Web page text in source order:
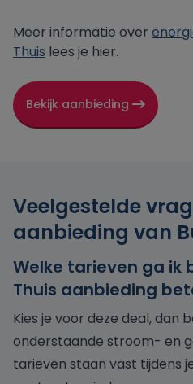
Meer informatie over
Thuis lees je hier.
Bekijk aanbieding
Veelgestelde
aanbieding van
Welke tarieven ga ik
Thuis aanbieding
Kies je voor deze deal, dan
onderstaande stroom- en
tarieven staan vast tijdens